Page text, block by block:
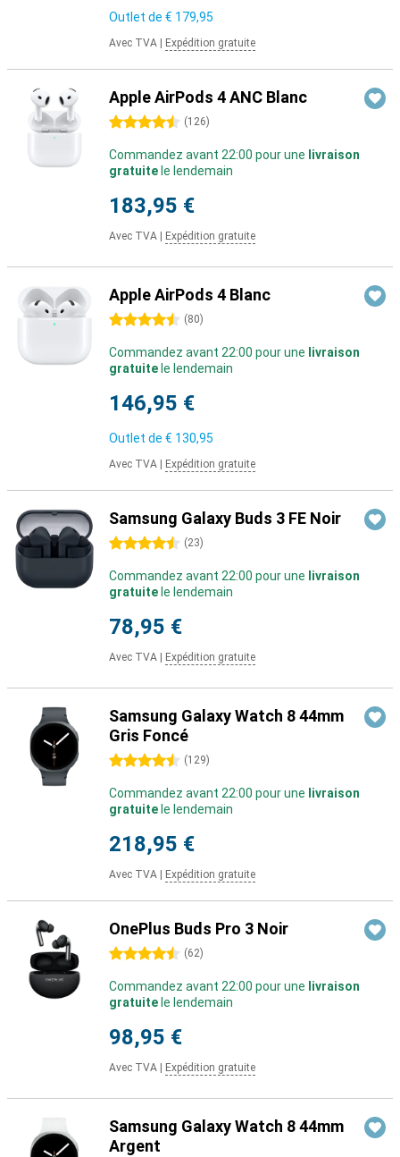
Outlet de € 179,95
Avec TVA Expédition gratuite
Apple AirPods 4 ANC Blanc
4.5 étoiles (126)
Commandez avant 22:00 pour une livraison
gratuite le lendemain
183,95 €
Avec TVA Expédition gratuite
Apple AirPods 4 Blanc
4.5 étoiles (80)
Commandez avant 22:00 pour une livraison
gratuite le lendemain
146,95 €
Outlet de € 130,95
Avec TVA Expédition gratuite
Samsung Galaxy Buds 3 FE Noir
4.5 étoiles (23)
Commandez avant 22:00 pour une livraison
gratuite le lendemain
78,95 €
Avec TVA Expédition gratuite
Samsung Galaxy Watch 8 44mm
Gris Foncé
4.5 étoiles (129)
Commandez avant 22:00 pour une livraison
gratuite le lendemain
218,95 €
Avec TVA Expédition gratuite
OnePlus Buds Pro 3 Noir
4.5 étoiles (62)
Commandez avant 22:00 pour une livraison
gratuite le lendemain
98,95 €
Avec TVA Expédition gratuite
Samsung Galaxy Watch 8 44mm
Argent